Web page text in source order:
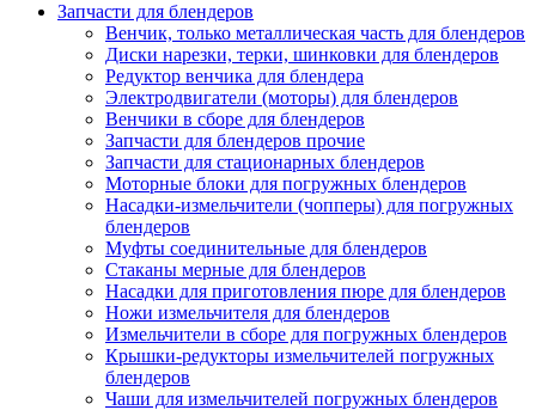
Запчасти для блендеров
Венчик, только металлическая часть для блендеров
Диски нарезки, терки, шинковки для блендеров
Редуктор венчика для блендера
Электродвигатели (моторы) для блендеров
Венчики в сборе для блендеров
Запчасти для блендеров прочие
Запчасти для стационарных блендеров
Моторные блоки для погружных блендеров
Насадки-измельчители (чопперы) для погружных
блендеров
Муфты соединительные для блендеров
Стаканы мерные для блендеров
Насадки для приготовления пюре для блендеров
Ножи измельчителя для блендеров
Измельчители в сборе для погружных блендеров
Крышки-редукторы измельчителей погружных
блендеров
Чаши для измельчителей погружных блендеров